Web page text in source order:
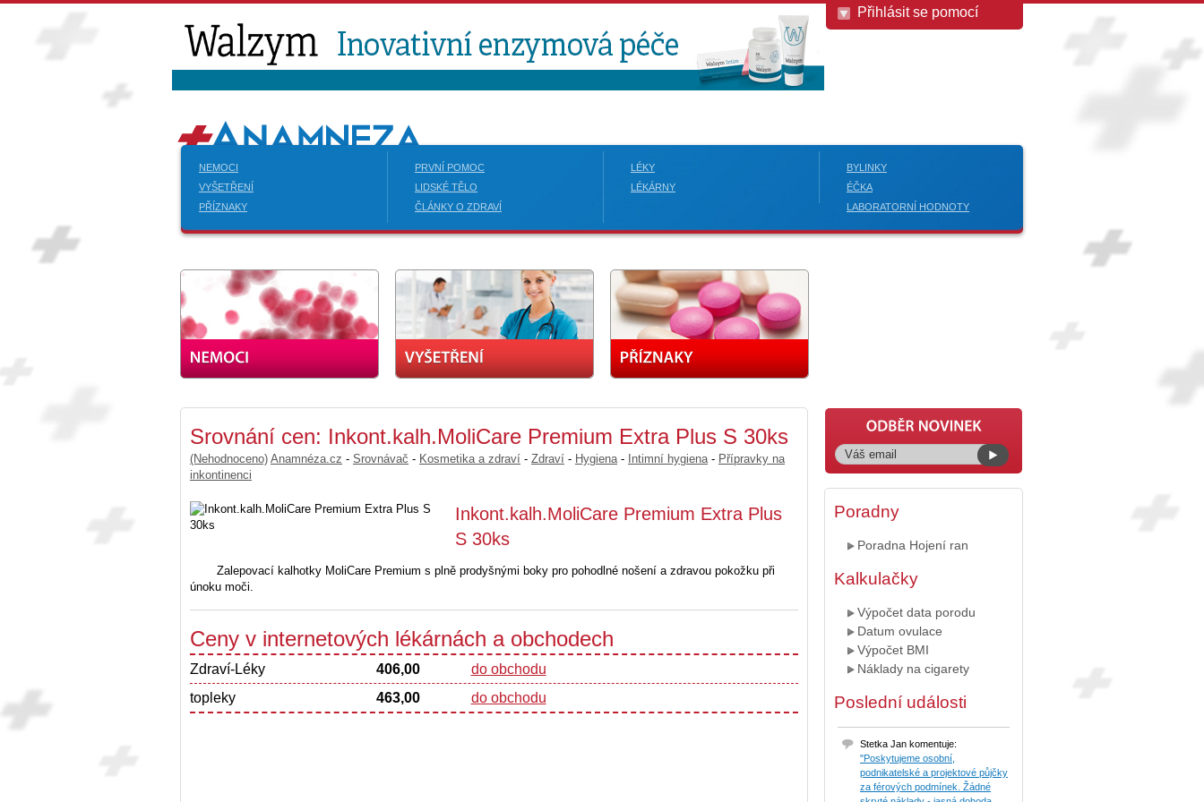
Přihlásit se pomocí
NEMOCI
VYŠETŘENÍ
PŘÍZNAKY
PRVNÍ POMOC
LIDSKÉ TĚLO
ČLÁNKY O ZDRAVÍ
LÉKY
LÉKÁRNY
BYLINKY
ÉČKA
LABORATORNÍ HODNOTY
Srovnání cen: Inkont.kalh.MoliCare Premium Extra Plus S 30ks
(Nehodnoceno) Anamnéza.cz - Srovnávač - Kosmetika a zdraví - Zdraví - Hygiena - Intimní hygiena - Přípravky na
inkontinenci
Inkont.kalh.MoliCare Premium Extra Plus
S 30ks
Zalepovací kalhotky MoliCare Premium s plně prodyšnými boky pro pohodlné nošení a zdravou pokožku při
únoku moči.
Ceny v internetových lékárnách a obchodech
Zdraví-Léky 406,00
do obchodu
topleky
463,00 do obchodu
Poradny
Poradna Hojení ran
Kalkulačky
Výpočet data porodu
Datum ovulace
Výpočet BMI
Náklady na cigarety
Poslední události
Stetka Jan komentuje:
"Poskytujeme osobní,
podnikatelské a projektové půjčky
za férových podmínek. Žádné